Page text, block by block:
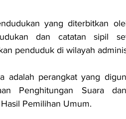
yang diterbitkan
dan catatan sipil
penduduk di wilayah
adalah perangkat yang
Penghitungan Suara
Pemilihan Umum.